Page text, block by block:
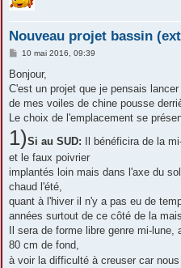
Nouveau projet bassin
M
s
a
g
10 mai 2016, 09:39
Bonjour,
C'est un projet que je pensais
de mes voiles de chine pousse
Le choix de l'emplacement se
1)Si au SUD: Il bénéficira de la
et le faux poivrier
implantés loin mais dans l'axe du
chaud l'été,
quant à l'hiver il n'y a pas eu de
années surtout de ce côté de la
Il sera de forme libre genre mi-
80 cm de fond,
à voir la difficulté à creuser car